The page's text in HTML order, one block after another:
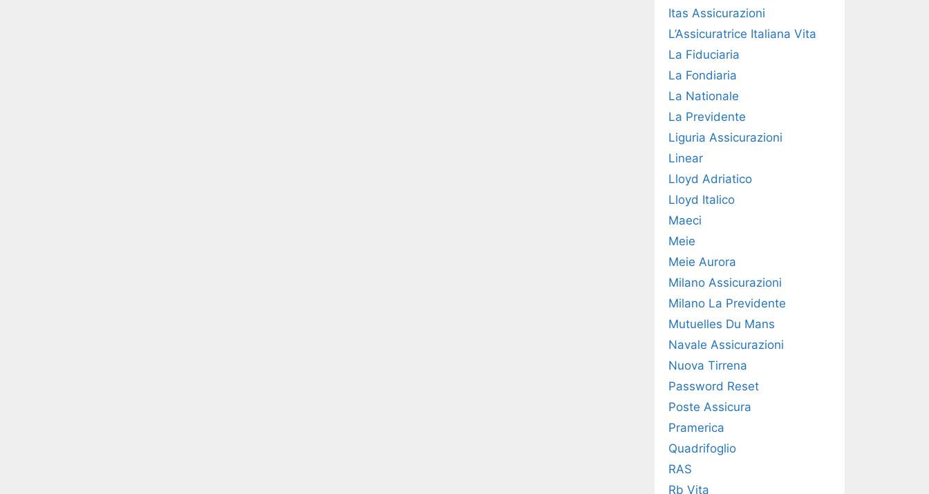
Itas Assicurazioni
L’Assicuratrice Italiana Vita
La Fiduciaria
La Fondiaria
La Nationale
La Previdente
Liguria Assicurazioni
Linear
Lloyd Adriatico
Lloyd Italico
Maeci
Meie
Meie Aurora
Milano Assicurazioni
Milano La Previdente
Mutuelles Du Mans
Navale Assicurazioni
Nuova Tirrena
Password Reset
Poste Assicura
Pramerica
Quadrifoglio
RAS
Rb Vita